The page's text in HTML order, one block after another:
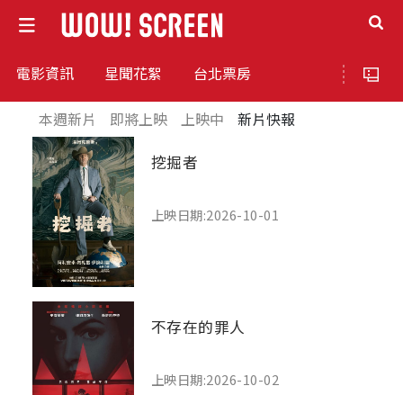
電影資訊 星聞花絮 台北票房
本週新片 即將上映 上映中
新片快報
挖掘者
上映日期:2026-10-01
不存在的罪人
上映日期:2026-10-02